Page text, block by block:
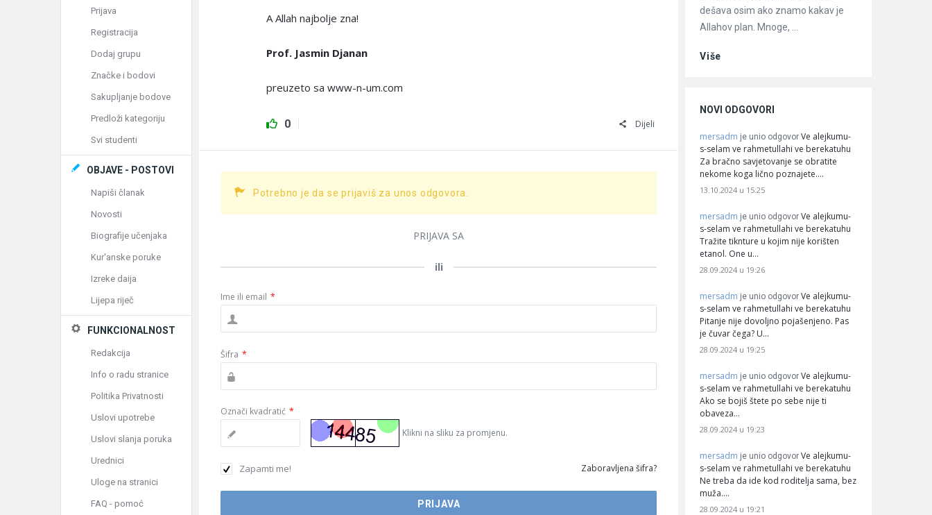
A Allah najbolje zna!
Prof. Jasmin Djanan
preuzeto sa www-n-um.com
0 Dijeli
Potrebno je da se prijaviš za unos odgovora.
PRIJAVA SA
ili
Ime ili email *
Šifra *
Označi kvadratić *
Klikni na sliku za promjenu.
Zapamti me! Zaboravljena šifra?
dešava osim ako znamo kakav je
Allahov plan. Mnoge, ...
Više
NOVI ODGOVORI
mersadm je unio odgovor Ve alejkumu-
s-selam ve rahmetullahi ve berekatuhu
Za bračno savjetovanje se obratite
nekome koga lično poznajete.…
13.10.2024 u 15:25
mersadm je unio odgovor Ve alejkumu-
s-selam ve rahmetullahi ve berekatuhu
Tražite tiknture u kojim nije korišten
etanol. One u…
28.09.2024 u 19:26
mersadm je unio odgovor Ve alejkumu-
s-selam ve rahmetullahi ve berekatuhu
Pitanje nije dovoljno pojašenjeno. Pas
je čuvar čega? U…
28.09.2024 u 19:25
mersadm je unio odgovor Ve alejkumu-
s-selam ve rahmetullahi ve berekatuhu
Ako se bojiš štete po sebe nije ti
obaveza…
28.09.2024 u 19:23
mersadm je unio odgovor Ve alejkumu-
s-selam ve rahmetullahi ve berekatuhu
Ne treba da ide kod roditelja sama, bez
muža.…
28.09.2024 u 19:21
Prijava
Registracija
Dodaj grupu
Značke i bodovi
Sakupljanje bodove
Predloži kategoriju
Svi studenti
OBJAVE - POSTOVI
Napiši članak
Novosti
Biografije učenjaka
Kur'anske poruke
Izreke daija
Lijepa riječ
FUNKCIONALNOST
Redakcija
Info o radu stranice
Politika Privatnosti
Uslovi upotrebe
Uslovi slanja poruka
Urednici
Uloge na stranici
FAQ - pomoć